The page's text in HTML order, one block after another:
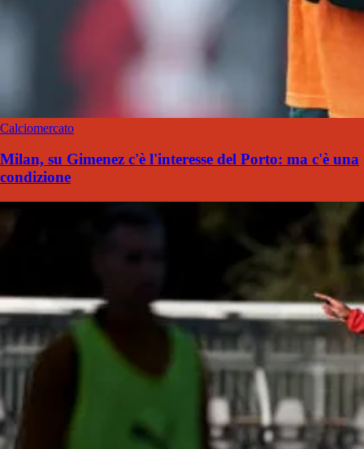
Calciomercato
Milan, su Gimenez c'è l'interesse del Porto: ma c'è una
condizione